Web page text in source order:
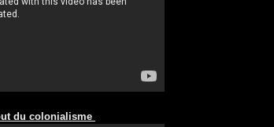
du colonialisme